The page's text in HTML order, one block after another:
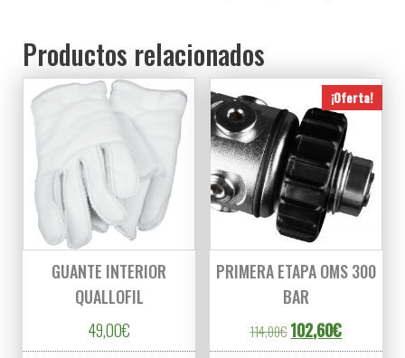
Productos relacionados
GUANTE INTERIOR
QUALLOFIL
49,00€
¡Oferta!
PRIMERA ETAPA OMS 300
BAR
114,00€ El precio original
102,60€El precio